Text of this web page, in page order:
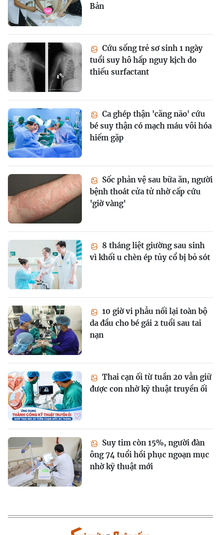
Bản
Cứu sống trẻ sơ sinh 1 ngày
tuổi suy hô hấp nguy kịch do
thiếu surfactant
Ca ghép thận 'căng não' cứu
bé suy thận có mạch máu vôi hóa
hiếm gặp
Sốc phản vệ sau bữa ăn, người
bệnh thoát cửa tử nhờ cấp cứu
'giờ vàng'
8 tháng liệt giường sau sinh
vì khối u chèn ép tủy cổ bị bỏ sót
10 giờ vi phẫu nối lại toàn bộ
da đầu cho bé gái 2 tuổi sau tai
nạn
Thai cạn ối từ tuần 20 vẫn giữ
được con nhờ kỹ thuật truyền ối
Suy tim còn 15%, người đàn
ông 74 tuổi hồi phục ngoạn mục
nhờ kỹ thuật mới